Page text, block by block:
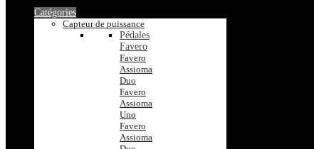
Catégories
Capteur de puissance
Pédales
Favero
Favero
Assioma
Duo
Favero
Assioma
Uno
Favero
Assioma